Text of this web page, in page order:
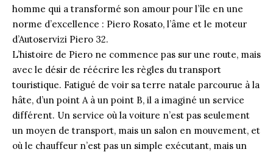
homme qui a transformé son amour pour l’île en une
norme d’excellence : Piero Rosato, l’âme et le moteur
d’Autoservizi Piero 32.
L’histoire de Piero ne commence pas sur une route, mais
avec le désir de réécrire les règles du transport
touristique. Fatigué de voir sa terre natale parcourue à la
hâte, d’un point A à un point B, il a imaginé un service
différent. Un service où la voiture n’est pas seulement
un moyen de transport, mais un salon en mouvement, et
où le chauffeur n’est pas un simple exécutant, mais un